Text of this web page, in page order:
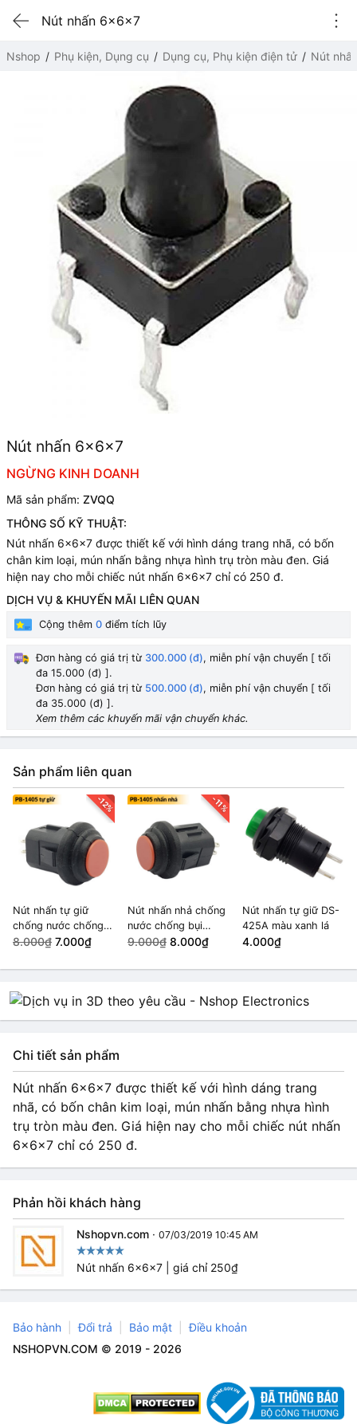
Nút nhấn 6x6x7
Nshop Phụ kiện, Dụng cụ Dụng cụ, Phụ kiện điện tử Nút
Nút nhấn 6x6x7
NGỪNG KINH DOANH
Mã sản phẩm: ZVQQ
THÔNG SỐ KỸ THUẬT:
Nút nhấn 6x6x7 được thiết kế với hình dáng trang nhã, có bốn
chân kim loại, mún nhấn bằng nhựa hình trụ tròn màu đen. Giá
hiện nay cho mỗi chiếc nút nhấn 6x6x7 chỉ có 250 đ.
DỊCH VỤ & KHUYẾN MÃI LIÊN QUAN
Cộng thêm 0 điểm tích lũy
Đơn hàng có giá trị từ 300.000 (đ), miễn phí vận chuyển [ tối
đa 15.000 (đ) ].
Đơn hàng có giá trị từ 500.000 (đ), miễn phí vận chuyển [ tối
đa 35.000 (đ) ].
Xem thêm các khuyến mãi vận chuyển khác.
Sản phẩm liên quan
-12%
Nút nhấn tự giữ
chống nước chống
bụi 14mm PB-1405
8.000₫ 7.000₫
-11%
Nút nhấn nhả chống
nước chống bụi
14mm PB-1405 màu
9.000₫ 8.000₫
Nút nhấn tự giữ DS-
425A màu xanh lá
4.000₫
Chi tiết sản phẩm
Nút nhấn 6x6x7 được thiết kế với hình dáng trang
nhã, có bốn chân kim loại, mún nhấn bằng nhựa hình
trụ tròn màu đen. Giá hiện nay cho mỗi chiếc nút nhấn
6x6x7 chỉ có 250 đ.
Phản hồi khách hàng
Nshopvn.com · 07/03/2019 10:45 AM
Nút nhấn 6x6x7 | giá chỉ 250₫
Bảo hành Đổi trả Bảo mật
Điều khoản
NSHOPVN.COM © 2019 - 2026